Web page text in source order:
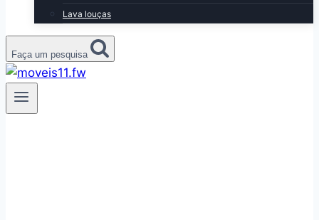
Lava louças
Faça um pesquisa